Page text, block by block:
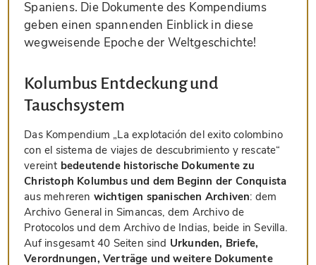
Spaniens. Die Dokumente des Kompendiums
geben einen spannenden Einblick in diese
wegweisende Epoche der Weltgeschichte!
Kolumbus Entdeckung und
Tauschsystem
Das Kompendium „La explotación del exito colombino
con el sistema de viajes de descubrimiento y rescate“
vereint bedeutende historische Dokumente zu
Christoph Kolumbus und dem Beginn der Conquista
aus mehreren wichtigen spanischen Archiven: dem
Archivo General in Simancas, dem Archivo de
Protocolos und dem Archivo de Indias, beide in Sevilla.
Auf insgesamt 40 Seiten sind Urkunden, Briefe,
Verordnungen, Verträge und weitere Dokumente